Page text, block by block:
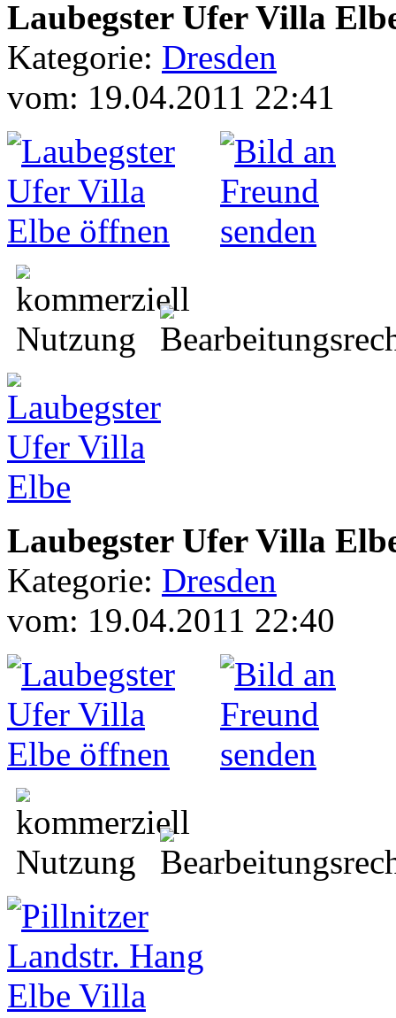
Laubegster Ufer Villa
Kategorie: Dresden
vom: 19.04.2011 22:41
Laubegster Ufer Villa
Kategorie: Dresden
vom: 19.04.2011 22:40